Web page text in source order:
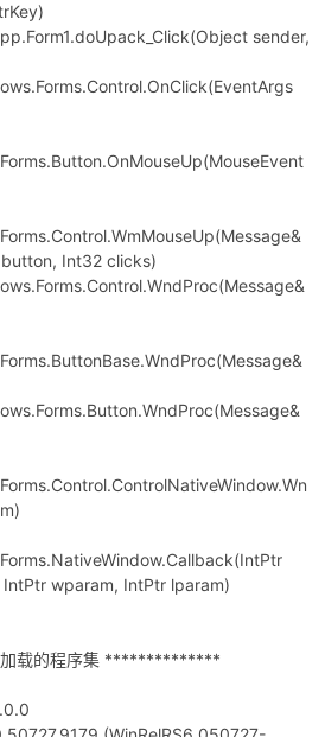
sender,
Int32 clicks)
wparam, IntPtr lparam)
载的程序集 **************